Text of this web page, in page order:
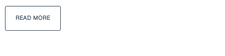
READ MORE